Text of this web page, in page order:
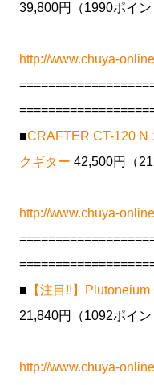
39,800円（1990ポイン
http://www.chuya-
■CRAFTER CT-120 N
クギター 42,500円（
http://www.chuya-
■ 【注目!!】
21,840円（1092ポイン
http://www.chuya-